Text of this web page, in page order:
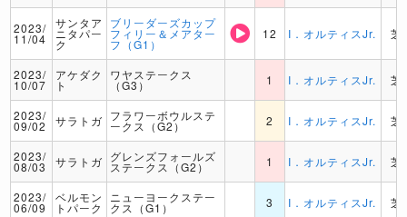
2023/
11/04
サンタア
ニタパー
ク
ブリーダーズカップ
フィリー＆メアター
フ（G1）
12 I．オルティスJr. 芝
2023/
10/07
アケダク
ト
ワヤステークス
（G3） 1 I．オルティスJr. 芝
2023/
09/02 サラトガ フラワーボウルステ
ークス（G2） 2 I．オルティスJr. 芝
2023/
08/03 サラトガ グレンズフォールズ
ステークス（G2） 1 I．オルティスJr. 芝
2023/
06/09
ベルモン
トパーク
ニューヨークステー
クス（G1） 3 I．オルティスJr. 芝